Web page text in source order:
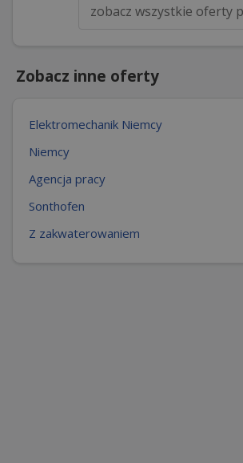
zobacz wszystkie oferty
Zobacz inne oferty
Elektromechanik Niemcy
Niemcy
Agencja pracy
Sonthofen
Z zakwaterowaniem